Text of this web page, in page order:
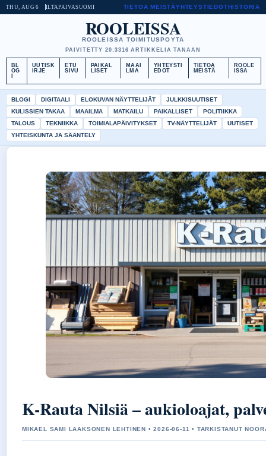
THU, AUG 6 ILTAPAIVASUOMI TIETOA MEISTÄYHTEYSTIEDOTHISTORIA
ROOLEISSA
ROOLEISSA TOIMITUSPOYTA
PAIVITETTY 20:3316 ARTIKKELIA TANAAN
BL
OG
UUTISK
IRJE
ETU
SIVU
PAIKAL
LISET
MAAI
LMA
YHTEYSTI
EDOT
TIETOA
MEISTÄ
ROOLE
ISSA
BLOGI DIGITAALI ELOKUVAN NÄYTTELIJÄT
JULKKISUUTISET
KULISSIEN TAKAA
MAAILMA MATKAILU PAIKALLISET
POLITIIKKA
TALOUS
TEKNIIKKA TOIMIALAPÄIVITYKSET TV-NÄYTTELIJÄT
UUTISET
YHTEISKUNTA JA SÄÄNTELY
K-Rauta Nilsiä – aukioloajat,
MIKAEL SAMI LAAKSONEN LEHTINEN • 2026-06-11 • TARKISTANUT